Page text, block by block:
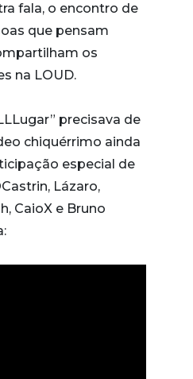
fala, o encontro de
que pensam
os
na LOUD.
precisava de
chiquérrimo ainda
especial de
Lázaro,
CaioX e Bruno